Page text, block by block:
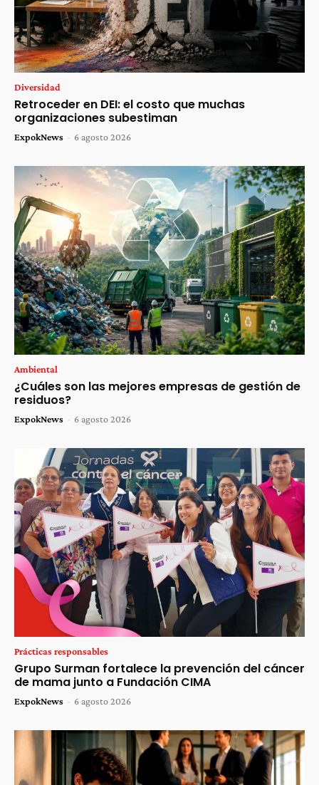
Diversidad
Retroceder en DEI: el costo que muchas
organizaciones subestiman
ExpokNews - 6 agosto 2026
Ambiental
¿Cuáles son las mejores empresas de gestión de
residuos?
ExpokNews - 6 agosto 2026
Prácticas responsables
Grupo Surman fortalece la prevención del cáncer
de mama junto a Fundación CIMA
ExpokNews - 6 agosto 2026